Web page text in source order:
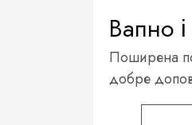
Вапно
Поширена
добре